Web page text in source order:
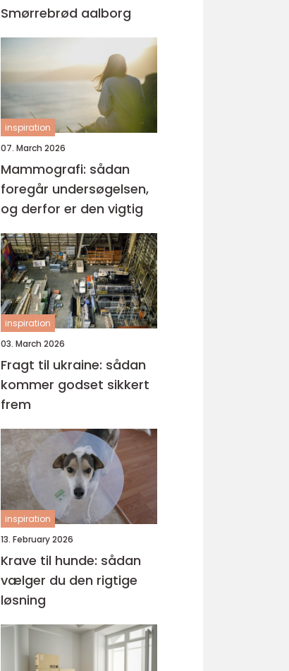
Smørrebrød aalborg
inspiration
07. March 2026
Mammografi: sådan
foregår undersøgelsen,
og derfor er den vigtig
inspiration
03. March 2026
Fragt til ukraine: sådan
kommer godset sikkert
frem
inspiration
13. February 2026
Krave til hunde: sådan
vælger du den rigtige
løsning